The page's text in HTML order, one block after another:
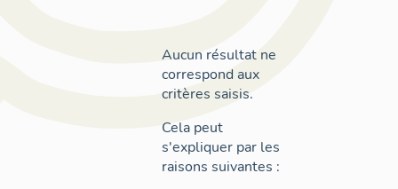
Aucun résultat ne
correspond aux
critères saisis.
Cela peut
s'expliquer par les
raisons suivantes :